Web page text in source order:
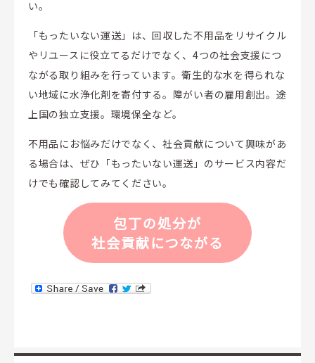
い。
「もったいない運送」は、回収した不用品をリサイクル
やリユースに役立てるだけでなく、4つの社会支援につ
ながる取り組みを行っています。衛生的な水を得られな
い地域に水浄化剤を寄付する。障がい者の雇用創出。途
上国の独立支援。環境保全など。
不用品にお悩みだけでなく、社会貢献について興味があ
る場合は、ぜひ「もったいない運送」のサービス内容だ
けでも確認してみてください。
包丁の処分が
社会貢献につながる